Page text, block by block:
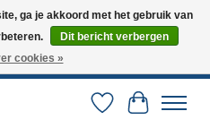
verzending via PostNL en DHL.
om een afspraak te maken. 0251-
Verlanglijst
ga je akkoord met het gebruik van
Dit bericht verbergen
cookies »